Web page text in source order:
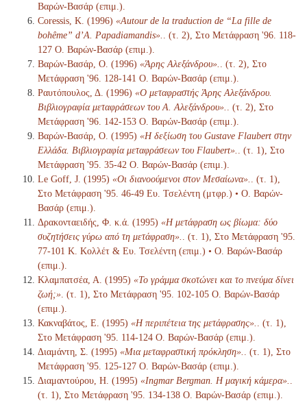
Βαρών-Βασάρ (επιμ.).
Coressis, Κ. (1996) «Autour de la traduction de “La fille de
bohême” d’A. Papadiamandis».
. (τ. 2), Στο Μετάφραση '96. 118-
127 Ο. Βαρών-Βασάρ (επιμ.).
Βαρών-Βασάρ, Ο. (1996) «Άρης Αλεξάνδρου».
. (τ. 2), Στο
Μετάφραση '96. 128-141 Ο. Βαρών-Βασάρ (επιμ.).
Ραυτόπουλος, Δ. (1996) «Ο μεταφραστής Άρης Αλεξάνδρου.
Βιβλιογραφία μεταφράσεων του Α. Αλεξάνδρου».
. (τ. 2), Στο
Μετάφραση '96. 142-153 Ο. Βαρών-Βασάρ (επιμ.).
Βαρών-Βασάρ, Ο. (1995) «Η δεξίωση του Gustave Flaubert στην
Ελλάδα. Βιβλιογραφία μεταφράσεων του Flaubert».
. (τ. 1), Στο
Μετάφραση '95. 35-42 Ο. Βαρών-Βασάρ (επιμ.).
Le Goff, J. (1995) «Οι διανοούμενοι στον Μεσαίωνα».
. (τ. 1),
Στο Μετάφραση '95. 46-49 Ευ. Τσελέντη (μτφρ.) • Ο. Βαρών-
Βασάρ (επιμ.).
Δρακονταειδής, Φ. κ.ά. (1995) «Η μετάφραση ως βίωμα: δύο
συζητήσεις γύρω από τη μετάφραση».
. (τ. 1), Στο Μετάφραση '95.
77-101 Κ. Κολλέτ & Ευ. Τσελέντη (επιμ.) • Ο. Βαρών-Βασάρ
(επιμ.).
Κλαμπατσέα, Α. (1995) «Το γράμμα σκοτώνει και το πνεύμα δίνει
ζωή;» . (τ. 1), Στο Μετάφραση '95. 102-105 Ο. Βαρών-Βασάρ
(επιμ.).
Κακναβάτος, Ε. (1995) «Η περιπέτεια της μετάφρασης».
. (τ. 1),
Στο Μετάφραση '95. 114-124 Ο. Βαρών-Βασάρ (επιμ.).
Διαμάντη, Σ. (1995) «Μια μεταφραστική πρόκληση».
. (τ. 1), Στο
Μετάφραση '95. 125-127 Ο. Βαρών-Βασάρ (επιμ.).
Διαμαντούρου, Η. (1995) «Ingmar Bergman. Η μαγική κάμερα».
(τ. 1), Στο Μετάφραση '95. 134-138 Ο. Βαρών-Βασάρ (επιμ.).